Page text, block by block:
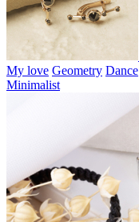
My love Geometry Dance
Minimalist